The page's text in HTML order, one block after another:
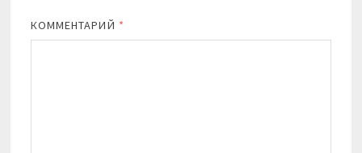
КОММЕНТАРИЙ *